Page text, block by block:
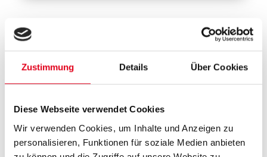
Zustimmung Details Über Cookies
Diese Webseite verwendet Cookies
Wir verwenden Cookies, um Inhalte und Anzeigen zu
personalisieren, Funktionen für soziale Medien anbieten
Turnbeutel Geflügel "Love"
Prämie auswählen